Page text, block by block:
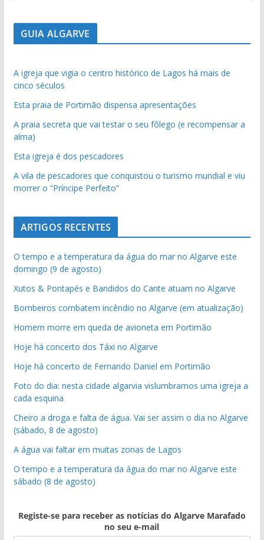
GUIA ALGARVE
A igreja que vigia o centro histórico de Lagos há mais de
cinco séculos
Esta praia de Portimão dispensa apresentações
A praia secreta que vai testar o seu fôlego (e recompensar a
alma)
Esta igreja é dos pescadores
A vila de pescadores que conquistou o turismo mundial e viu
morrer o “Príncipe Perfeito”
ARTIGOS RECENTES
O tempo e a temperatura da água do mar no Algarve este
domingo (9 de agosto)
Xutos & Pontapés e Bandidos do Cante atuam no Algarve
Bombeiros combatem incêndio no Algarve (em atualização)
Homem morre em queda de avioneta em Portimão
Hoje há concerto dos Táxi no Algarve
Hoje há concerto de Fernando Daniel em Portimão
Foto do dia: nesta cidade algarvia vislumbramos uma igreja a
cada esquina
Cheiro a droga e falta de água. Vai ser assim o dia no Algarve
(sábado, 8 de agosto)
A água vai faltar em muitas zonas de Lagos
O tempo e a temperatura da água do mar no Algarve este
sábado (8 de agosto)
Registe-se para receber as notícias do Algarve Marafado
no seu e-mail